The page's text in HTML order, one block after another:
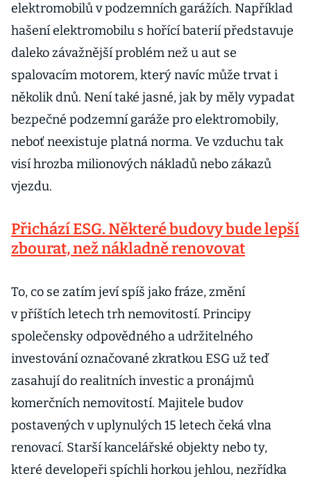
elektromobilů v podzemních garážích. Například
hašení elektromobilu s hořící baterií představuje
daleko závažnější problém než u aut se
spalovacím motorem, který navíc může trvat i
několik dnů. Není také jasné, jak by měly vypadat
bezpečné podzemní garáže pro elektromobily,
neboť neexistuje platná norma. Ve vzduchu tak
visí hrozba milionových nákladů nebo zákazů
vjezdu.
Přichází ESG. Některé budovy bude lepší
zbourat, než nákladně renovovat
To, co se zatím jeví spíš jako fráze, změní
v příštích letech trh nemovitostí. Principy
společensky odpovědného a udržitelného
investování označované zkratkou ESG už teď
zasahují do realitních investic a pronájmů
komerčních nemovitostí. Majitele budov
postavených v uplynulých 15 letech čeká vlna
renovací. Starší kancelářské objekty nebo ty,
které developeři spíchli horkou jehlou, nezřídka